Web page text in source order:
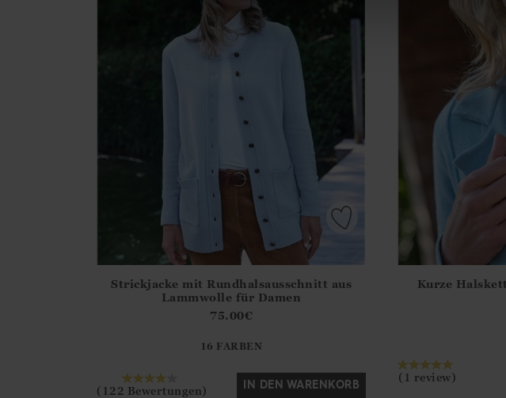
?? ""
Ja Nein
Strickjacke mit Rundhalsausschnitt aus
Lammwolle für Damen
75.00€
16 FARBEN
(122 Bewertungen) IN DEN WARENKORB
Kurze
(1 review)